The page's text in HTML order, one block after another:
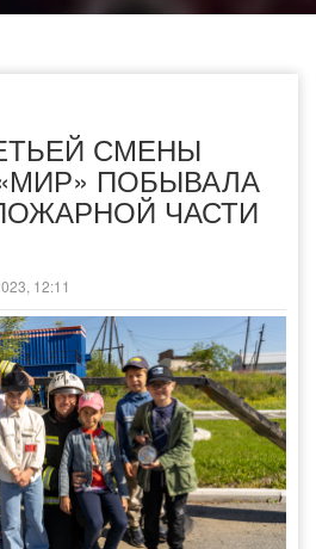
СМЕНЫ
ПОБЫВАЛА
ЧАСТИ
12:11